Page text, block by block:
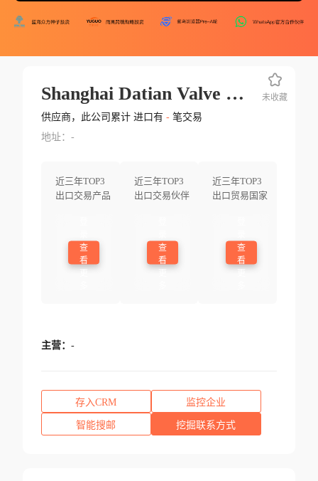
Shanghai Datian Valve Pipe Engineering Co.ltd.
供应商，此公司累计 进口有 -笔交易
地址：-
近三年TOP3
出口交易产品
查
看
近三年TOP3
出口交易伙伴
查
看
近三年TOP3
出口贸易国家
查
看
未收藏
主营： -
存入CRM 监控企业
智能搜邮 挖掘联系方式